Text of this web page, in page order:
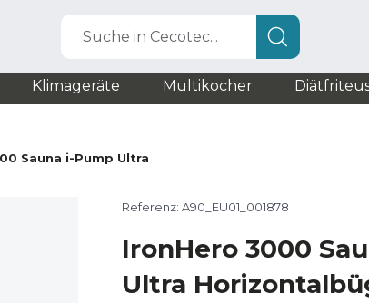
Suche in Cecotec...
Klimageräte Multikocher
Sauna i-Pump Ultra
Referenz: A90_EU01_001878
IronHero 3000
Ultra